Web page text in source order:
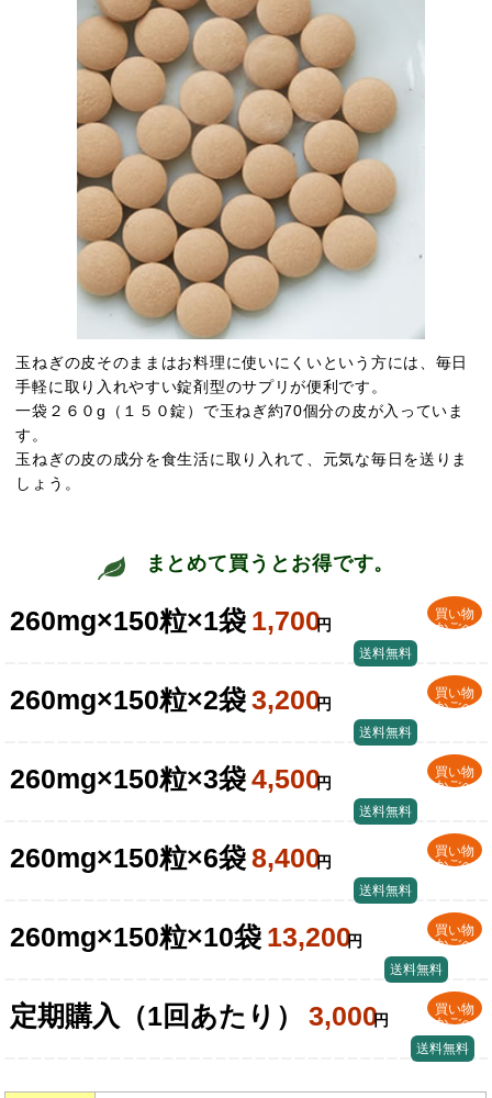
玉ねぎの皮そのままはお料理に使いにくいという方には、毎日
手軽に取り入れやすい錠剤型のサプリが便利です。
一袋２６０g（１５０錠）で玉ねぎ約70個分の皮が入っていま
す。
玉ねぎの皮の成分を食生活に取り入れて、元気な毎日を送りま
しょう。
まとめて買うとお得です。
260mg×150粒×1袋 1,700円
買い物
かごへ
送料無料
260mg×150粒×2袋3,200円
買い物
かごへ
送料無料
260mg×150粒×3袋4,500円
買い物
かごへ
送料無料
260mg×150粒×6袋8,400円
買い物
かごへ
送料無料
260mg×150粒×10袋 13,200円
買い物
かごへ
送料無料
定期購入（1回あたり） 3,000円
買い物
かごへ
送料無料